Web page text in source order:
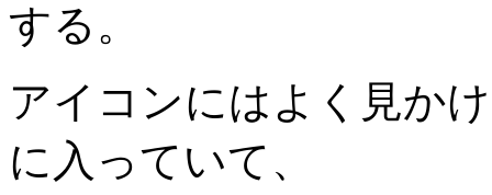
する。
アイコンにはよく見か
に入っていて、